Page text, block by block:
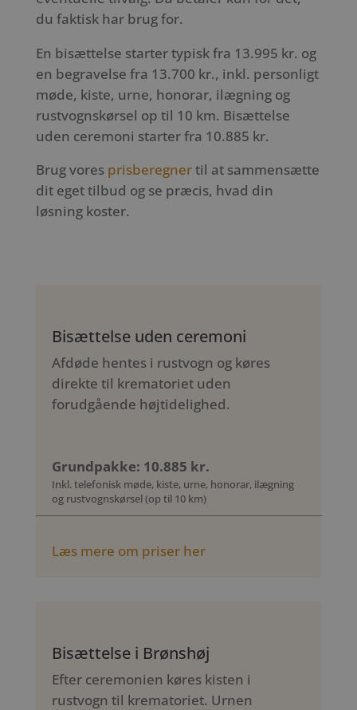
du faktisk har brug for.
En bisættelse starter typisk fra 13.995 kr. og
en begravelse fra 13.700 kr., inkl. personligt
møde, kiste, urne, honorar, ilægning og
rustvognskørsel op til 10 km. Bisættelse
uden ceremoni starter fra 10.885 kr.
Brug vores prisberegnertil at sammensætte
dit eget tilbud og se præcis, hvad din
løsning koster.
Bisættelse uden ceremoni
Afdøde hentes i rustvogn og køres
direkte til krematoriet uden
forudgående højtidelighed.
Grundpakke: 10.885 kr.
Inkl. telefonisk møde, kiste, urne, honorar, ilægning
og rustvognskørsel (op til 10 km)
Læs mere om priser her
Bisættelse i Brønshøj
Efter ceremonien køres kisten i
rustvogn til krematoriet. Urnen